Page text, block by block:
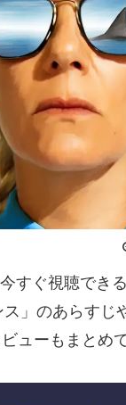
すぐ視聴でき
」のあらすじ
ューもまとめて